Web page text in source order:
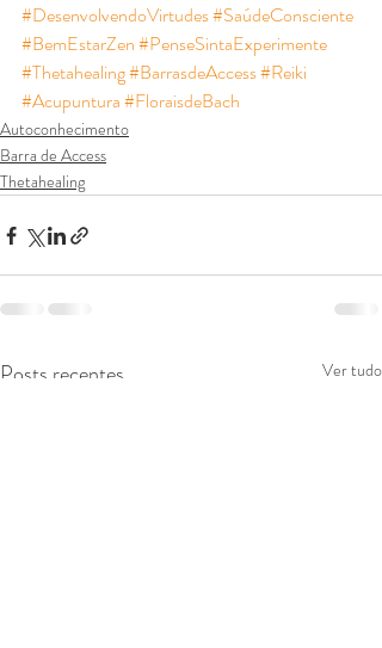
#DesenvolvendoVirtudes#SaúdeConsciente
#BemEstarZen#PenseSintaExperimente
#Thetahealing#BarrasdeAccess#Reiki
#Acupuntura#FloraisdeBach
Autoconhecimento
Barra de Access
Thetahealing
Posts recentes Ver tudo